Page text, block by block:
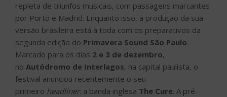
repleta de triunfos musicais, com passagens marcantes
por Porto e Madrid. Enquanto isso, a produção da sua
versão brasileira está à toda com os preparativos da
segunda edição do Primavera Sound São Paulo.
Marcado para os dias 2 e 3 de dezembro,
no Autódromo de Interlagos, na capital paulista, o
festival anunciou recentemente o seu
primeiro headliner: a banda inglesa The Cure. A pré-